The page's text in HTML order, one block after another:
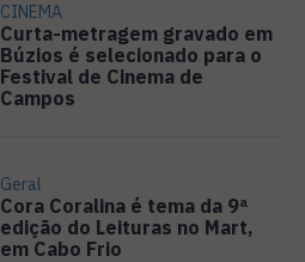
CINEMA
Curta-metragem gravado em
Búzios é selecionado para o
Festival de Cinema de
Campos
Geral
Cora Coralina é tema da 9ª
edição do Leituras no Mart,
em Cabo Frio